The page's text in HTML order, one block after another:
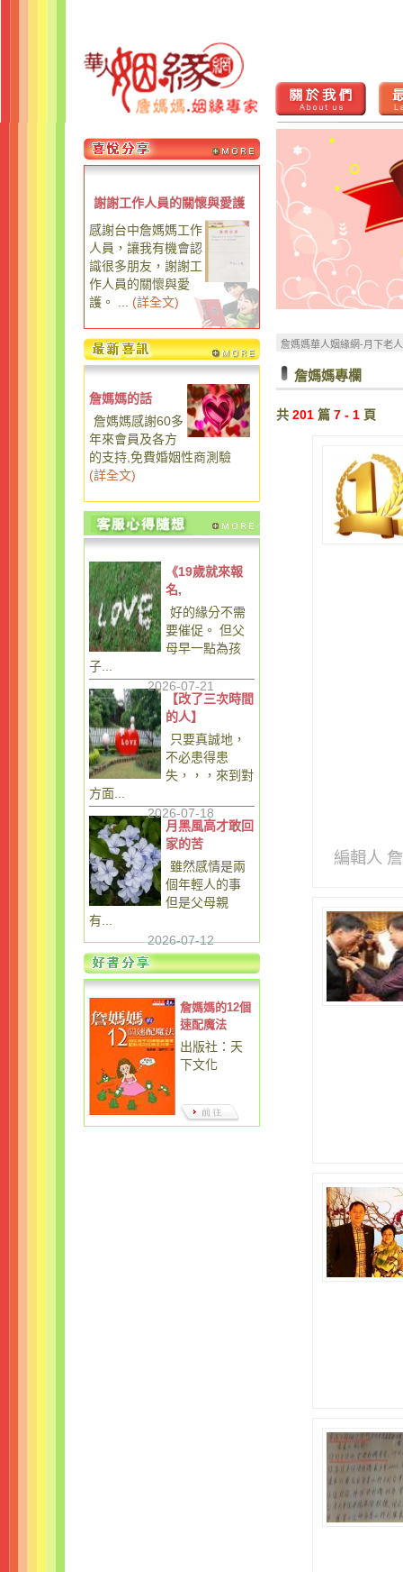
謝謝工作人員的關懷與愛護
感謝台中詹媽媽工作
人員，讓我有機會認
識很多朋友，謝謝工
作人員的關懷與愛
護。 ...
(詳全文)
詹媽媽的話
詹媽媽感謝60多
年來會員及各方
的支持,免費婚姻性商測驗
(詳全文)
《19歲就來報
名,
好的緣分不需
要催促。 但父
母早一點為孩
子...
2026-07-21
【改了三次時間
的人】
只要真誠地，
不必患得患
失，，，來到對
方面...
2026-07-18
月黑風高才敢回
家的苦
雖然感情是兩
個年輕人的事
但是父母親
有...
2026-07-12
詹媽媽的12個
速配魔法
出版社：天
下文化
詹媽媽華人姻緣網-月下老
詹媽媽專欄
共 201 篇 7 - 1 頁
編輯人